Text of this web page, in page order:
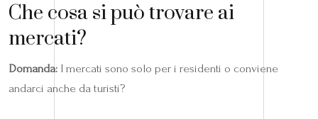
Che cosa si può trovare ai
mercati?
Domanda: I mercati sono solo per i residenti o conviene
andarci anche da turisti?